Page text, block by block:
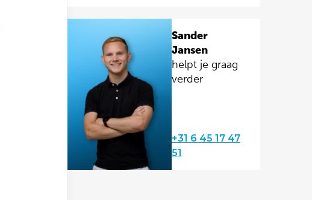
Sander
Jansen
helpt je graag
verder
+31 6 45 17 47
51